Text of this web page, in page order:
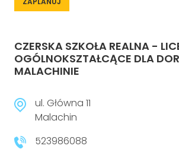
CZERSKA SZKOŁA REALNA -
OGÓLNOKSZTAŁCĄCE DLA
MALACHINIE
ul. Główna 11
Malachin
523986088